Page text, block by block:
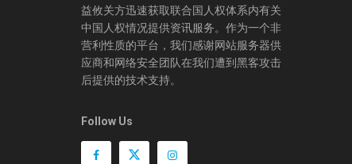
益攸关方迅速获取联合国人权体系内有关
中国人权情况提供资讯服务。作为一个非
营利性质的平台，我们感谢网站服务器供
应商和网络安全团队在我们遭到黑客攻击
后提供的技术支持。
Follow Us